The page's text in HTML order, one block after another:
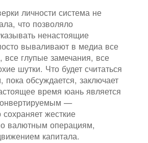
личности система не
что позволяло
ненастоящие
вываливают в медиа все
глупые замечания, все
шутки. Что будет считаться
пока обсуждается, заключает
время юань является
—
сохраняет жесткие
валютным операциям,
капитала.